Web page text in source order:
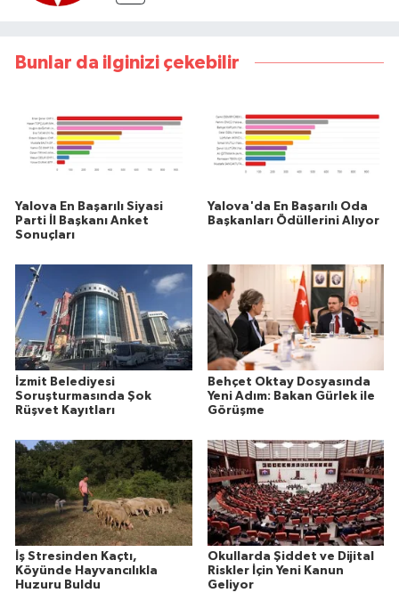
Bunlar da ilginizi çekebilir
Yalova En Başarılı Siyasi
Parti İl Başkanı Anket
Sonuçları
Yalova'da En Başarılı Oda
Başkanları Ödüllerini Alıyor
İzmit Belediyesi
Soruşturmasında Şok
Rüşvet Kayıtları
Behçet Oktay Dosyasında
Yeni Adım: Bakan Gürlek ile
Görüşme
İş Stresinden Kaçtı,
Köyünde Hayvancılıkla
Huzuru Buldu
Okullarda Şiddet ve Dijital
Riskler İçin Yeni Kanun
Geliyor